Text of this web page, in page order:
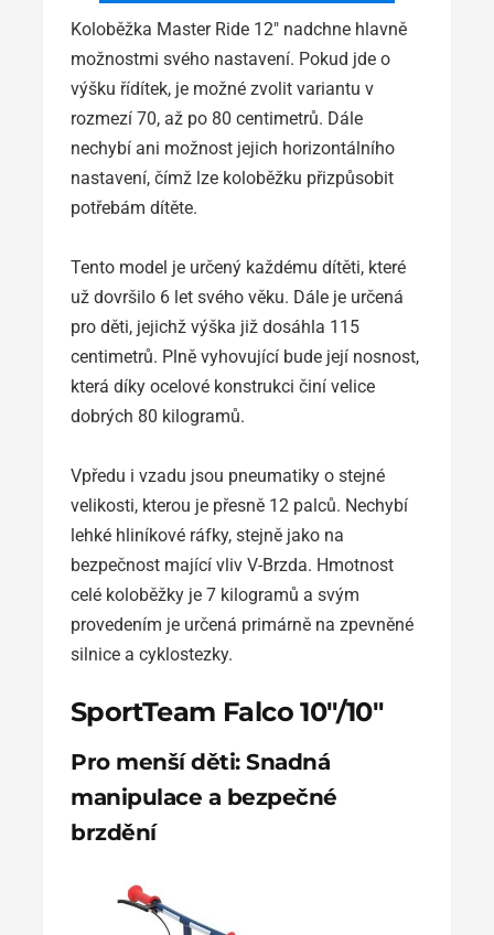
Koloběžka Master Ride 12″ nadchne hlavně
možnostmi svého nastavení. Pokud jde o
výšku řídítek, je možné zvolit variantu v
rozmezí 70, až po 80 centimetrů. Dále
nechybí ani možnost jejich horizontálního
nastavení, čímž lze koloběžku přizpůsobit
potřebám dítěte.
Tento model je určený každému dítěti, které
už dovršilo 6 let svého věku. Dále je určená
pro děti, jejichž výška již dosáhla 115
centimetrů. Plně vyhovující bude její nosnost,
která díky ocelové konstrukci činí velice
dobrých 80 kilogramů.
Vpředu i vzadu jsou pneumatiky o stejné
velikosti, kterou je přesně 12 palců. Nechybí
lehké hliníkové ráfky, stejně jako na
bezpečnost mající vliv V-Brzda. Hmotnost
celé koloběžky je 7 kilogramů a svým
provedením je určená primárně na zpevněné
silnice a cyklostezky.
SportTeam Falco 10″/10″
Pro menší děti: Snadná
manipulace a bezpečné
brzdění